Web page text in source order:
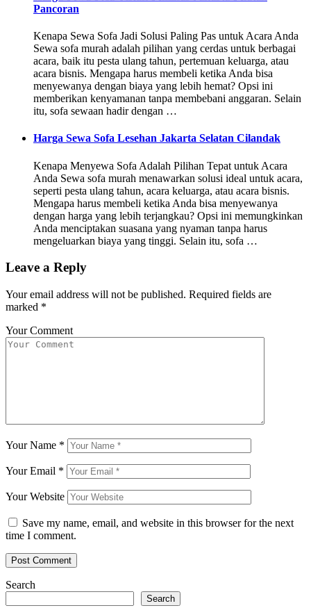
Pancoran
Kenapa Sewa Sofa Jadi Solusi Paling Pas untuk Acara Anda
Sewa sofa murah adalah pilihan yang cerdas untuk berbagai
acara, baik itu pesta ulang tahun, pertemuan keluarga, atau
acara bisnis. Mengapa harus membeli ketika Anda bisa
menyewanya dengan biaya yang lebih hemat? Opsi ini
memberikan kenyamanan tanpa membebani anggaran. Selain
itu, sofa sewaan hadir dengan …
Harga Sewa Sofa Lesehan Jakarta Selatan Cilandak
Kenapa Menyewa Sofa Adalah Pilihan Tepat untuk Acara
Anda Sewa sofa murah menawarkan solusi ideal untuk acara,
seperti pesta ulang tahun, acara keluarga, atau acara bisnis.
Mengapa harus membeli ketika Anda bisa menyewanya
dengan harga yang lebih terjangkau? Opsi ini memungkinkan
Anda menciptakan suasana yang nyaman tanpa harus
mengeluarkan biaya yang tinggi. Selain itu, sofa …
Leave a Reply
Your email address will not be published. Required fields are
marked *
Your Comment
Your Name *
Your Email *
Your Website
Save my name, email, and website in this browser for the next
time I comment.
Search
Search